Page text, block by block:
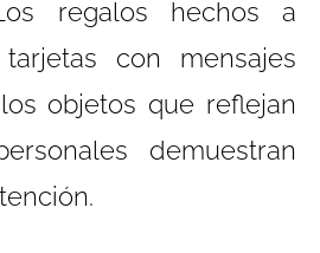
regalos hechos a
con mensajes
objetos que reflejan
demuestran